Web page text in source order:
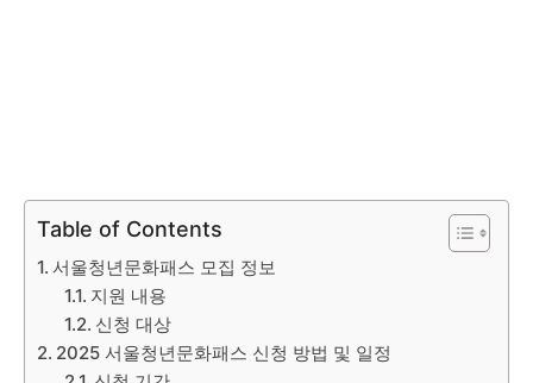
Table of Contents
서울청년문화패스 모집 정보
지원 내용
신청 대상
2025 서울청년문화패스 신청 방법 및 일정